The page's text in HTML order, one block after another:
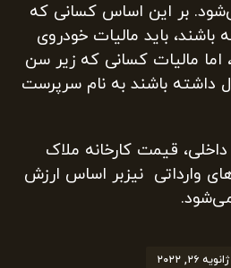
بر این اساس کسانی که
باشند، باید مالیات خودروی
اما مالیات کسانی که زیر سن
و کمتر از ۱۸ سال داشته باشند به نام سرپرست
قیمت کارخانه ملاک
وارداتی نیزبر اساس ارزش
ژانویه ۲۶, ۲۰۲۲